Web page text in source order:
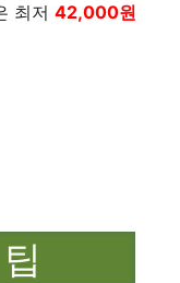
최저 42,000원